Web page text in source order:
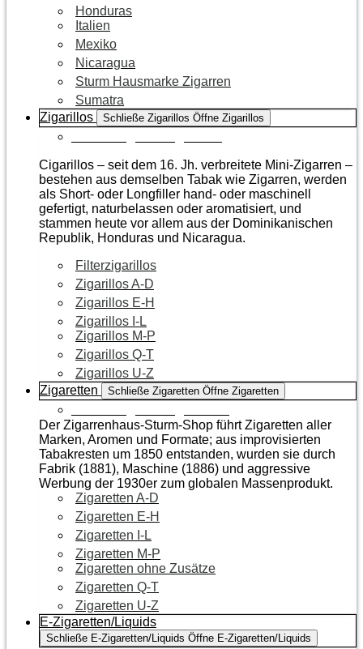
Honduras
Italien
Mexiko
Nicaragua
Sturm Hausmarke Zigarren
Sumatra
Zigarillos
Schließe Zigarillos Öffne Zigarillos
Cigarillos – seit dem 16. Jh. verbreitete Mini-Zigarren –
bestehen aus demselben Tabak wie Zigarren, werden
als Short- oder Longfiller hand- oder maschinell
gefertigt, naturbelassen oder aromatisiert, und
stammen heute vor allem aus der Dominikanischen
Republik, Honduras und Nicaragua.
Filterzigarillos
Zigarillos A-D
Zigarillos E-H
Zigarillos I-L
Zigarillos M-P
Zigarillos Q-T
Zigarillos U-Z
Zigaretten
Schließe Zigaretten Öffne Zigaretten
Der Zigarrenhaus-Sturm-Shop führt Zigaretten aller
Marken, Aromen und Formate; aus improvisierten
Tabakresten um 1850 entstanden, wurden sie durch
Fabrik (1881), Maschine (1886) und aggressive
Werbung der 1930er zum globalen Massenprodukt.
Zigaretten A-D
Zigaretten E-H
Zigaretten I-L
Zigaretten M-P
Zigaretten ohne Zusätze
Zigaretten Q-T
Zigaretten U-Z
E-Zigaretten/Liquids
Schließe E-Zigaretten/Liquids Öffne E-Zigaretten/Liquids